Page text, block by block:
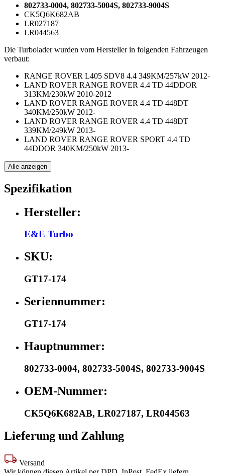
802733-0004, 802733-5004S, 802733-9004S
CK5Q6K682AB
LR027187
LR044563
Die Turbolader wurden vom Hersteller in folgenden Fahrzeugen
verbaut:
RANGE ROVER L405 SDV8 4.4 349KM/257kW 2012-
LAND ROVER RANGE ROVER 4.4 TD 44DDOR
313KM/230kW 2010-2012
LAND ROVER RANGE ROVER 4.4 TD 448DT
340KM/250kW 2012-
LAND ROVER RANGE ROVER 4.4 TD 448DT
339KM/249kW 2013-
LAND ROVER RANGE ROVER SPORT 4.4 TD
44DDOR 340KM/250kW 2013-
Alle anzeigen
Spezifikation
Hersteller:
E&E Turbo
SKU:
GT17-174
Seriennummer:
GT17-174
Hauptnummer:
802733-0004, 802733-5004S, 802733-9004S
OEM-Nummer:
CK5Q6K682AB, LR027187, LR044563
Lieferung und Zahlung
Versand